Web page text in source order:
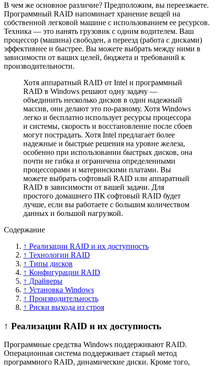
В чем же основное различие? Предположим, вы переезжаете.
Программный RAID напоминает хранение вещей на
собственной легковой машине с использованием ее ресурсов.
Техника — это нанять грузовик с одним водителем. Ваш
процессор (машина) свободен, а переезд (работа с дисками)
эффективнее и быстрее. Вы можете выбрать между ними в
зависимости от ваших целей, бюджета и требований к
производительности.
Хотя аппаратный RAID от Intel и программный
RAID в Windows решают одну задачу —
объединить несколько дисков в один надежный
массив, они делают это по-разному. Хотя Windows
легко и бесплатно использует ресурсы процессора
и системы, скорость и восстановление после сбоев
могут пострадать. Хотя Intel предлагает более
надежные и быстрые решения на уровне железа,
особенно при использовании быстрых дисков, она
почти не гибка и ограничена определенными
процессорами и материнскими платами. Вы
можете выбрать софтовый RAID или аппаратный
RAID в зависимости от вашей задачи. Для
простого домашнего ПК софтовый RAID будет
лучше, если вы работаете с большим количеством
данных и большой нагрузкой.
Содержание
↑ Реализации RAID и их доступность
↑ Технологии RAID
↑ Типы дисков
↑ Конфигурации RAID
↑ Драйверы
↑ Установка Windows
↑ Производительность
↑ Риски выхода из строя
↑ Реализации RAID и их доступность
Программные средства Windows поддерживают RAID.
Операционная система поддерживает старый метод
программного RAID, динамические диски. Кроме того,